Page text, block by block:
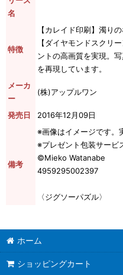
名
特徴
【カレイド印刷】濁り
【ダイヤモンドスクリ
ントの高画質を実現。
を再現しています。
メーカ
ー
(株)アップルワン
発売日 2016年12月09日
備考
※画像はイメージです。
※プレゼント包装サービ
©Mieko Watanabe
4959295002397
〈ジグソーパズル〉
ホーム
ショッピングカート